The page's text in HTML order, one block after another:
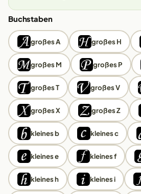
Buchstaben
großes A großes H
großes M großes P
großes T großes V
großes X großes Z
kleines b kleines c
kleines e kleines f
kleines h kleines i